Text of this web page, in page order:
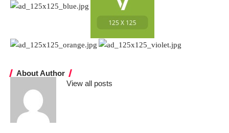
About Author
View all posts